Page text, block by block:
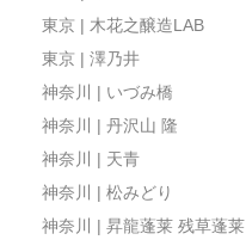
東京 | 木花之醸造LAB
東京 | 澤乃井
神奈川 | いづみ橋
神奈川 | 丹沢山 隆
神奈川 | 天青
神奈川 | 松みどり
神奈川 | 昇龍蓬莱 残草蓬莱